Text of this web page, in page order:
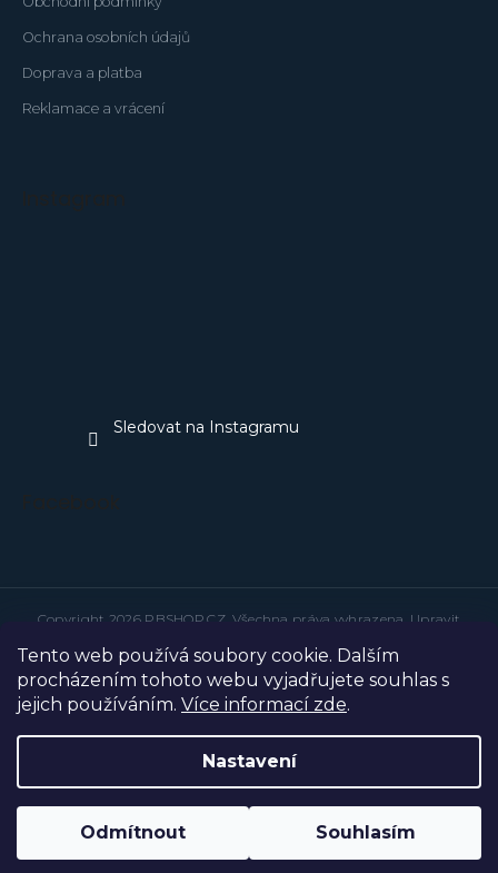
Tento web používá soubory cookie. Dalším
procházením tohoto webu vyjadřujete souhlas s
jejich používáním. Více informací zde.
Nastavení
Odmítnout Souhlasím
Ochrana osobních údajů
Doprava a platba
Reklamace a vrácení
Sledovat na Instagramu
Vytvořil Shoptet
Copyright 2026 PBSHOP.CZ . Všechna práva vyhrazena. Upravit
Grafický návrh vytvořil a na Shoptet implementovalTomáš Hlad
techka s.r.o.